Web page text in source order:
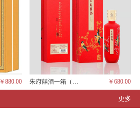
￥880.00 朱府囍酒一箱（六瓶、茅台酱香） ￥680.00
更多